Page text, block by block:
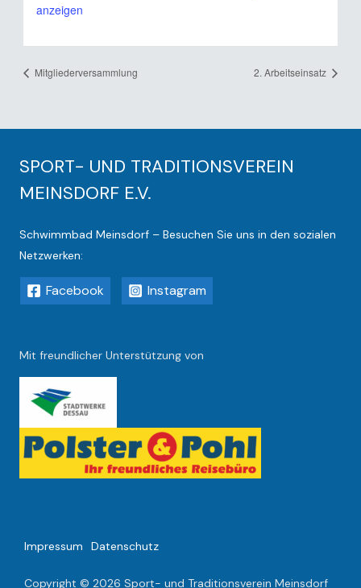
anzeigen
Mitgliederversammlung 2. Arbeitseinsatz
SPORT- UND TRADITIONSVEREIN
MEINSDORF E.V.
Schwimmbad Meinsdorf – Besuchen Sie uns in den sozialen
Netzwerken:
Facebook Instagram
Mit freundlicher Unterstützung von
Impressum Datenschutz
Copyright © 2026 Sport- und Traditionsverein Meinsdorf